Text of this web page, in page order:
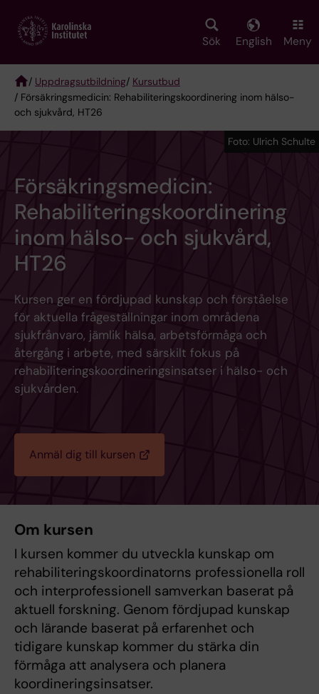
main
Sök English Meny
Breadcrumb
/ Uppdragsutbildning/ Kursutbud
/ Försäkringsmedicin: Rehabiliteringskoordinering inom hälso-
och sjukvård, HT26
Foto: Ulrich Schulte
Försäkringsmedicin:
Rehabiliteringskoordinering
inom hälso- och sjukvård,
HT26
Kursen ger en fördjupad kunskap och förståelse
för aktuella frågeställningar inom områdena
sjukfrånvaro, jämlik hälsa, arbetsförmåga och
återgång i arbete, med särskilt fokus på
rehabiliteringskoordineringsinsatser i hälso- och
sjukvården.
Anmäl dig till kursen
Om kursen
I kursen kommer du utveckla kunskap om
rehabiliteringskoordinatorns professionella roll
och interprofessionell samverkan baserat på
aktuell forskning. Genom fördjupad kunskap
och lärande baserat på erfarenhet och
tidigare kunskap kommer du stärka din
förmåga att analysera och planera
koordineringsinsatser.